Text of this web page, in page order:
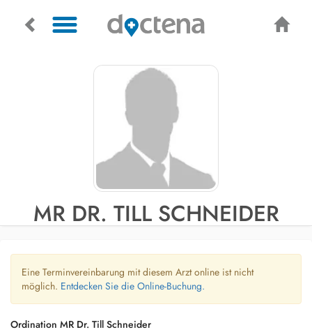
MR DR. TILL SCHNEIDER
Eine Terminvereinbarung mit diesem Arzt online ist nicht
möglich. Entdecken Sie die Online-Buchung.
Ordination MR Dr. Till Schneider